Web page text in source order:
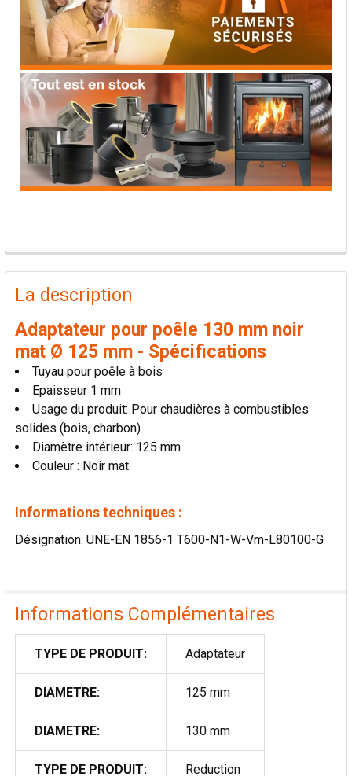
PRODUITS
FRÉQUEMMENT
ACHETÉS
SÉLECTIONNER
AJOUTER
LA
SÉLECTION
AU PANIER
La description
Adaptateur pour poêle 130 mm noir
mat Ø 125 mm - Spécifications
Tuyau pour poêle à bois
Epaisseur 1 mm
Usage du produit: Pour chaudières à combustibles
solides (bois, charbon)
Diamètre intérieur: 125 mm
Couleur : Noir mat
Informations techniques :
Désignation: UNE-EN 1856-1 T600-N1-W-Vm-L80100-G
Informations Complémentaires
TYPE DE PRODUIT: Adaptateur
DIAMETRE: 125 mm
DIAMETRE: 130 mm
TYPE DE PRODUIT: Reduction